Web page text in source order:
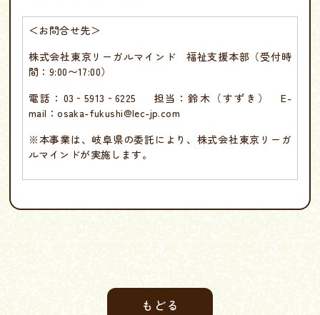
＜お問合せ先＞
株式会社東京リーガルマインド 福祉支援本部（受付時
間：9:00〜17:00）
電話：03‐5913‐6225 担当：鈴木（すずき） E-
mail：osaka-fukushi@lec-jp.com
※本事業は、岐阜県の委託により、株式会社東京リーガ
ルマインドが実施します。
もどる